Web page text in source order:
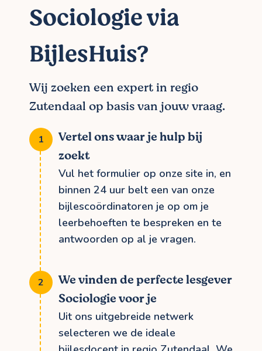
Sociologie via
BijlesHuis?
Wij zoeken een expert in regio
Zutendaal op basis van jouw vraag.
Vertel ons waar je hulp bij
zoekt
Vul het formulier op onze site in, en
binnen 24 uur belt een van onze
bijlescoördinatoren je op om je
leerbehoeften te bespreken en te
antwoorden op al je vragen.
We vinden de perfecte lesgever
Sociologie voor je
Uit ons uitgebreide netwerk
selecteren we de ideale